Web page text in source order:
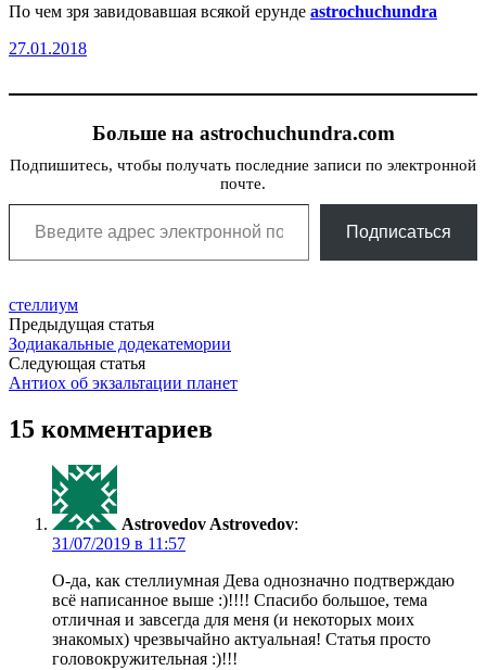
По чем зря завидовавшая всякой ерунде astrochuchundra
27.01.2018
Больше на astrochuchundra.com
Подпишитесь, чтобы получать последние записи по электронной
почте.
Введите адрес электронной почты…
Подписаться
стеллиум
Post
navigation
Предыдущая статья
Зодиакальные додекатемории
Следующая статья
Антиох об экзальтации планет
15 комментариев
Astrovedov Astrovedov:
в
О-да, как стеллиумная Дева однозначно подтверждаю
всё написанное выше :)!!!! Спасибо большое, тема
отличная и завсегда для меня (и некоторых моих
знакомых) чрезвычайно актуальная! Статья просто
головокружительная :)!!!